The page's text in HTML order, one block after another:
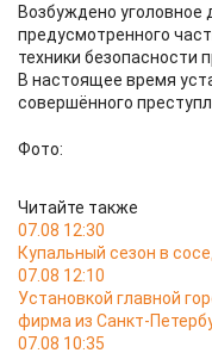
Возбуждено уголовное
предусмотренного
техники безопасности
В настоящее время
совершённого
Фото:
Читайте также
07.08 12:30
Купальный сезон в
07.08 12:10
Установкой главной
фирма из Санкт-
07.08 10:35